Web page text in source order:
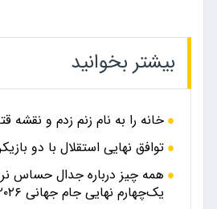
بیشتر بخوانید
خانه را به نام زنم زدم و نقشه
توافق نهایی استقلال با دو
همه چیز درباره جدال حساس
یک‌چهارم نهایی جام جهانی ۲۰۲۶